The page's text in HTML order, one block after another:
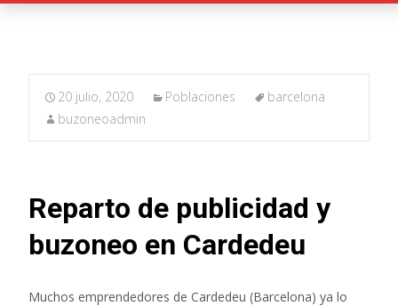
20 julio, 2020 Poblaciones
barcelona
buzoneoadmin
Reparto de publicidad y
buzoneo en Cardedeu
Muchos emprendedores de Cardedeu (Barcelona) ya lo